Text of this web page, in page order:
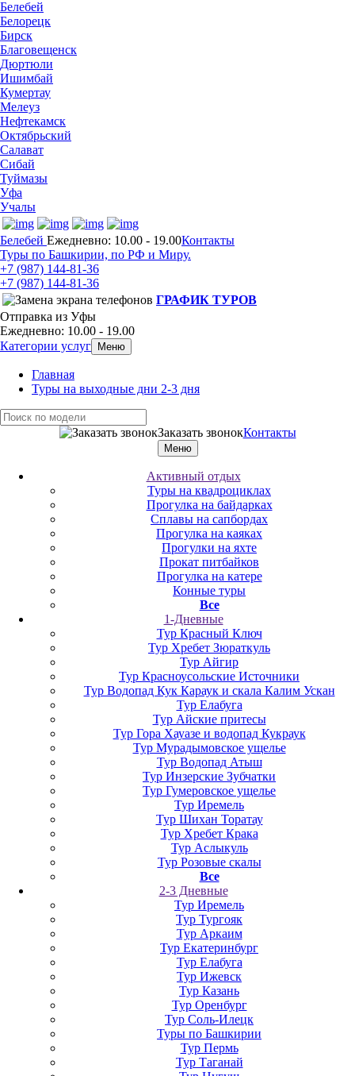
Белебей
Белорецк
Бирск
Благовещенск
Дюртюли
Ишимбай
Кумертау
Мелеуз
Нефтекамск
Октябрьский
Салават
Сибай
Туймазы
Уфа
Учалы
Белебей Ежедневно: 10.00 - 19.00Контакты
Туры по Башкирии, по РФ и Миру.
+7 (987) 144-81-36
+7 (987) 144-81-36
ГРАФИК ТУРОВ
Отправка из Уфы
Ежедневно: 10.00 - 19.00
Категории услуг
Меню
Главная
Туры на выходные дни 2-3 дня
Заказать звонокКонтакты
Меню
Активный отдых
Туры на квадроциклах
Прогулка на байдарках
Сплавы на сапбордах
Прогулка на каяках
Прогулки на яхте
Прокат питбайков
Прогулка на катере
Конные туры
Все
1-Дневные
Тур Красный Ключ
Тур Хребет Зюраткуль
Тур Айгир
Тур Красноусольские Источники
Тур Водопад Кук Караук и скала Калим Ускан
Тур Елабуга
Тур Айские притесы
Тур Гора Хауазе и водопад Кукраук
Тур Мурадымовское ущелье
Тур Водопад Атыш
Тур Инзерские Зубчатки
Тур Гумеровское ущелье
Тур Иремель
Тур Шихан Торатау
Тур Хребет Крака
Тур Аслыкуль
Тур Розовые скалы
Все
2-3 Дневные
Тур Иремель
Тур Тургояк
Тур Аркаим
Тур Екатеринбург
Тур Елабуга
Тур Ижевск
Тур Казань
Тур Оренбург
Тур Соль-Илецк
Туры по Башкирии
Тур Пермь
Тур Таганай